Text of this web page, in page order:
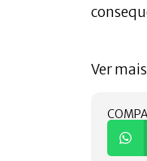
Ver mais